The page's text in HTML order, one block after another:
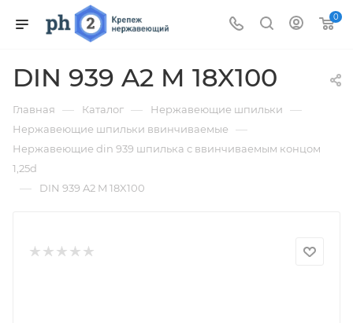
0
DIN 939 A2 M 18X100
Главная — Каталог — Нержавеющие шпильки —
Нержавеющие шпильки ввинчиваемые —
Нержавеющие din 939 шпилька с ввинчиваемым концом
1,25d
— DIN 939 A2 M 18X100